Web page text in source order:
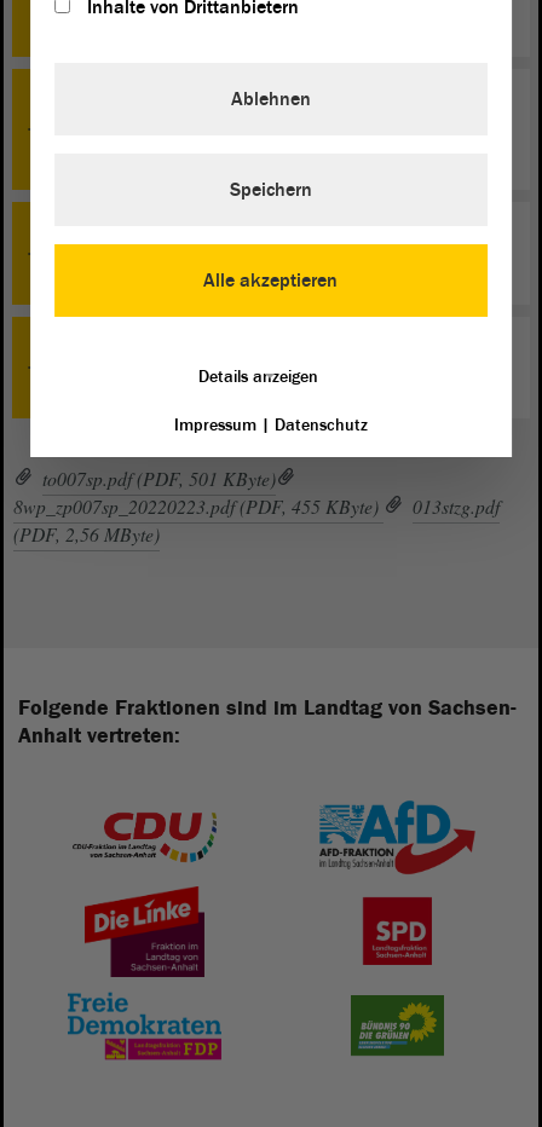
Beratung
TOP 11
Schlussbemerkungen
to007sp.pdf (PDF, 501 KByte)
8wp_zp007sp_20220223.pdf (PDF, 455 KByte)
013stzg.pdf
(PDF, 2,56 MByte)
Folgende Fraktionen sind im Landtag von Sachsen-
Anhalt vertreten:
Inhalte von Drittanbietern
Alle akzeptieren
Ablehnen
Speichern
Details anzeigen
Impressum| Datenschutz